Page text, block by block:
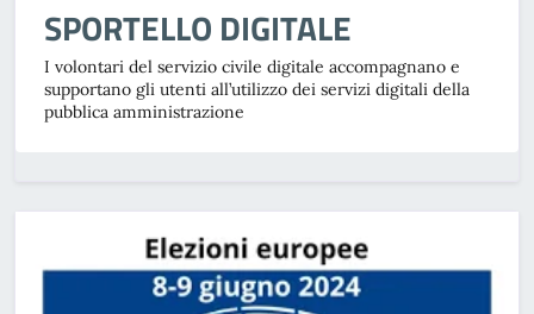
SPORTELLO DIGITALE
I volontari del servizio civile digitale accompagnano e
supportano gli utenti all’utilizzo dei servizi digitali della
pubblica amministrazione